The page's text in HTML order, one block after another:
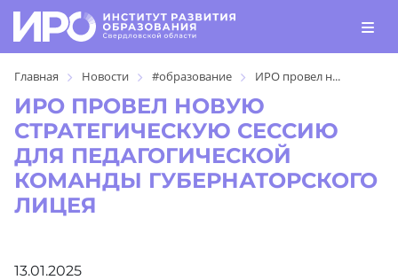
Главная Новости #образование ИРО провел н...
ИРО ПРОВЕЛ НОВУЮ
СТРАТЕГИЧЕСКУЮ СЕССИЮ
ДЛЯ ПЕДАГОГИЧЕСКОЙ
КОМАНДЫ ГУБЕРНАТОРСКОГО
ЛИЦЕЯ
13.01.2025